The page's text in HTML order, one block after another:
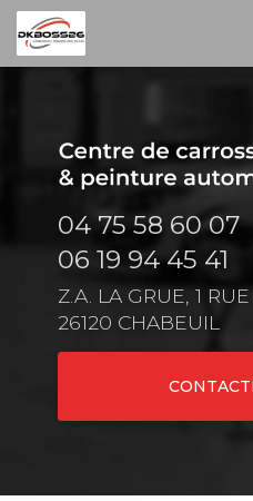
Aller
au
contenu
principal
04 75 58 60 07
06 19 94 45 41
Z.A. LA GRUE, 1
26120 CHABEUIL